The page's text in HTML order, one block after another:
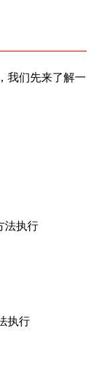
我们先来了解一
执行
执行